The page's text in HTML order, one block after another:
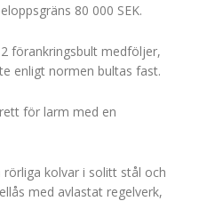
80 000 SEK.
förankringsbult medföljer,
enligt normen bultas fast.
för larm med en
kolvar i solitt stål och
med avlastat regelverk,